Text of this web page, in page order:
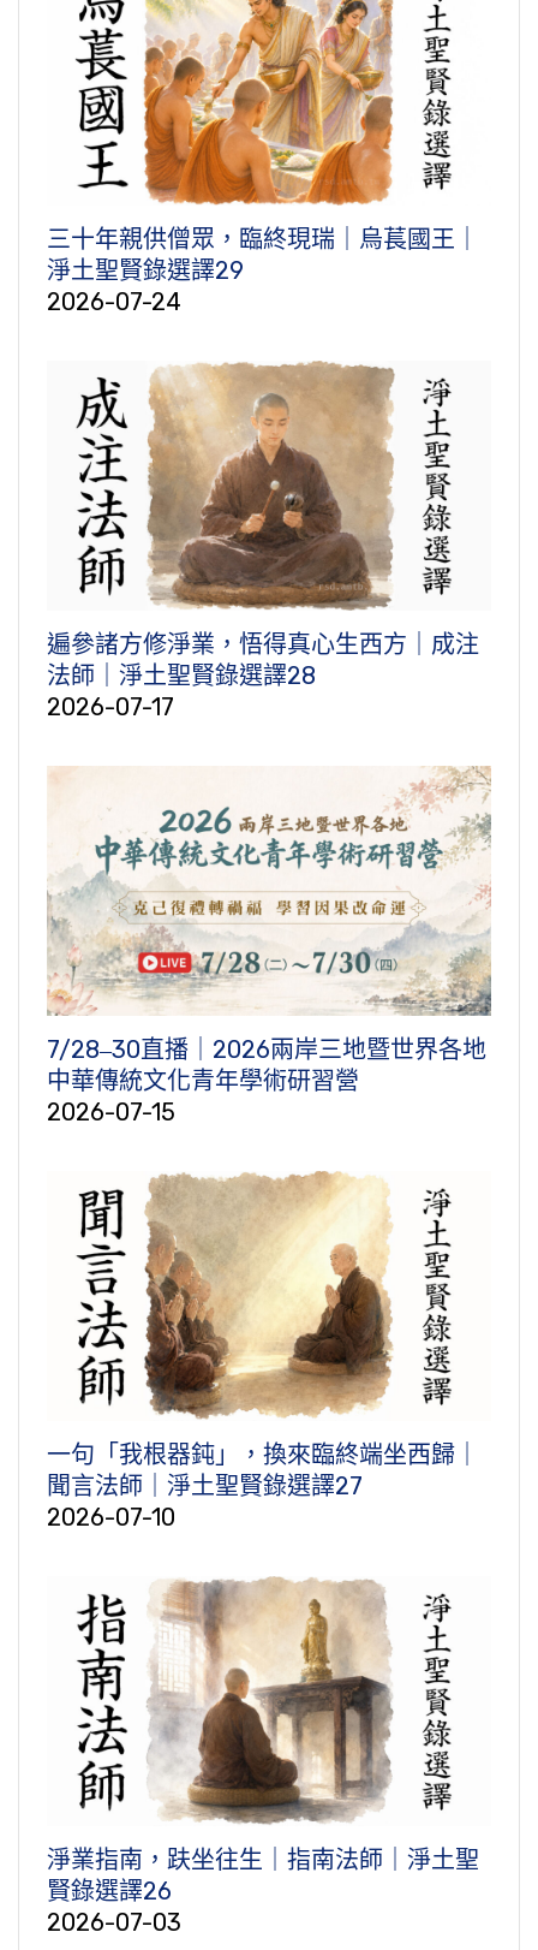
三十年親供僧眾，臨終現瑞｜烏萇國王｜
淨土聖賢錄選譯29
2026-07-24
遍參諸方修淨業，悟得真心生西方｜成注
法師｜淨土聖賢錄選譯28
2026-07-17
7/28‒30直播｜2026兩岸三地暨世界各地
中華傳統文化青年學術研習營
2026-07-15
一句「我根器鈍」，換來臨終端坐西歸｜
聞言法師｜淨土聖賢錄選譯27
2026-07-10
淨業指南，趺坐往生｜指南法師｜淨土聖
賢錄選譯26
2026-07-03